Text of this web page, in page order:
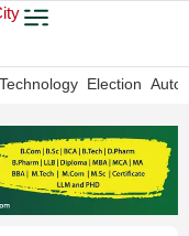
Technology Election Auto